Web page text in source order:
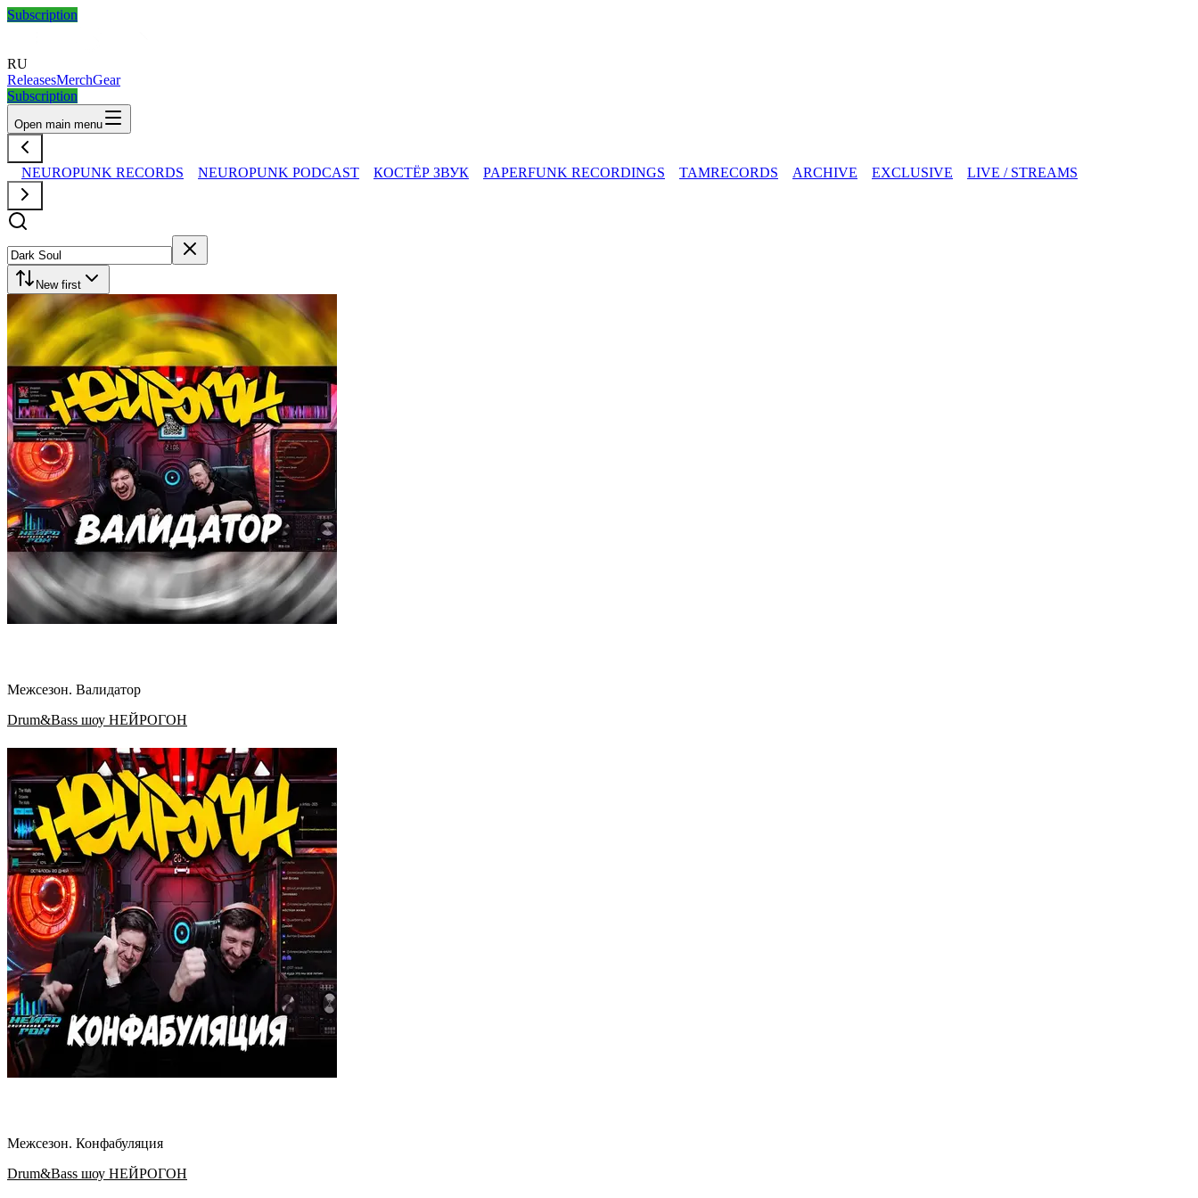
Subscription
RU
ReleasesMerchGear
Subscription
Open main menu
NEUROPUNK RECORDS NEUROPUNK PODCAST КОСТЁР ЗВУК PAPERFUNK RECORDINGS TAMRECORDS ARCHIVE EXCLUSIVE LIVE / STREAMS
New first
Межсезон. Валидатор
Drum&Bass шоу НЕЙРОГОН
Межсезон. Конфабуляция
Drum&Bass шоу НЕЙРОГОН